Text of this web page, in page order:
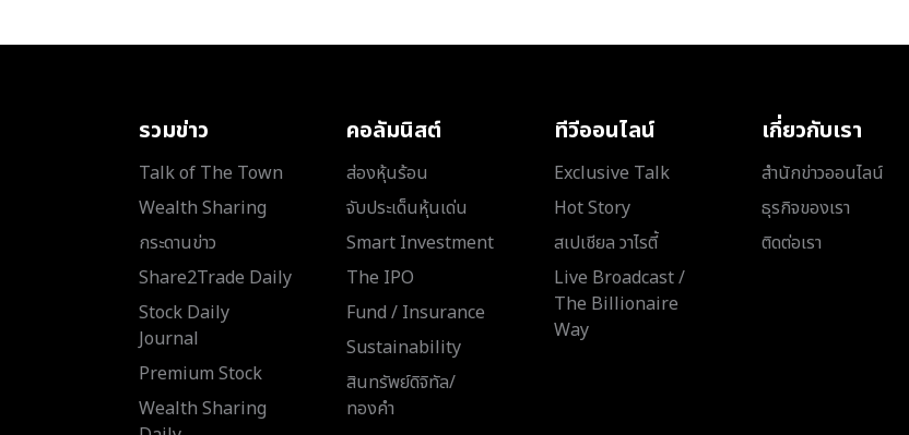
รวมข่าว
Talk of The Town
Wealth Sharing
กระดานข่าว
Share2Trade Daily
Stock Daily
Journal
Premium Stock
Wealth Sharing
คอลัมนิสต์
ส่องหุ้นร้อน
จับประเด็นหุ้นเด่น
Smart Investment
The IPO
Fund / Insurance
Sustainability
สินทรัพย์ดิจิทัล/
ทองคำ
ทีวีออนไลน์
Exclusive Talk
Hot Story
สเปเชียล วาไรตี้
Live Broadcast /
The Billionaire
Way
เกี่ยวกับเรา
สำนักข่าวออนไลน์
ธุรกิจของเรา
ติดต่อเรา